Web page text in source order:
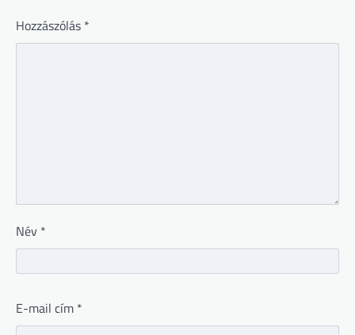
Hozzászólás *
Név *
E-mail cím *